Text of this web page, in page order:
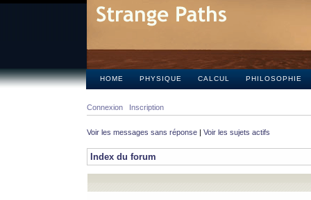
HOME PHYSIQUE CALCUL PHILOSOPHIE
Connexion Inscription
Voir les messages sans réponse | Voir les sujets actifs
Index du forum